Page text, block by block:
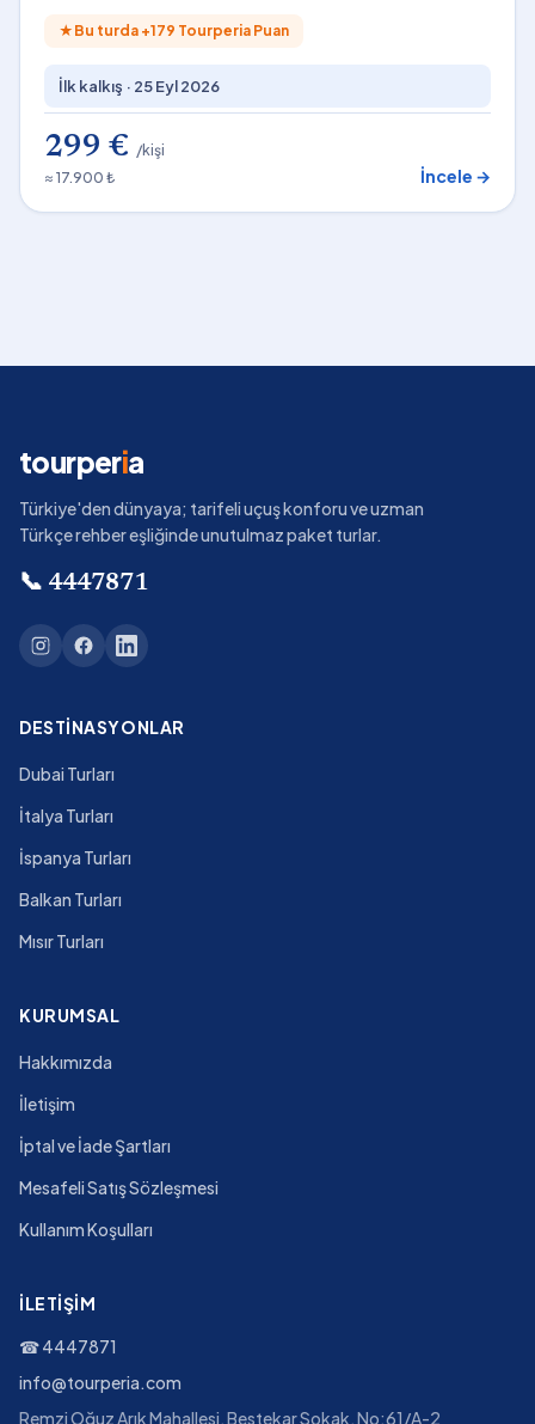
★ Bu turda +179 Tourperia Puan
İlk kalkış · 25 Eyl 2026
299 € /kişi
≈ 17.900 ₺
İncele →
tourperia
Türkiye'den dünyaya; tarifeli uçuş konforu ve uzman
Türkçe rehber eşliğinde unutulmaz paket turlar.
📞 4447871
DESTINASYONLAR
Dubai Turları
İtalya Turları
İspanya Turları
Balkan Turları
Mısır Turları
KURUMSAL
Hakkımızda
İletişim
İptal ve İade Şartları
Mesafeli Satış Sözleşmesi
Kullanım Koşulları
İLETIŞIM
☎4447871
info@tourperia.com
Remzi Oğuz Arık Mahallesi, Bestekar Sokak, No:61/A-2